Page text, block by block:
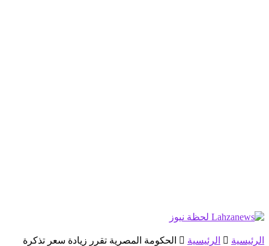
الرئيسية الرئيسية
الحكومة المصرية تقرر زيادة سعر تذكرة